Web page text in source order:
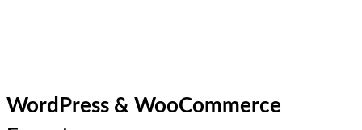
WordPress & WooCommerce